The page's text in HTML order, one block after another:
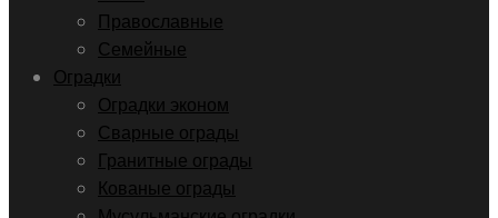
Православные
Семейные
Оградки
Оградки эконом
Сварные ограды
Гранитные ограды
Кованые ограды